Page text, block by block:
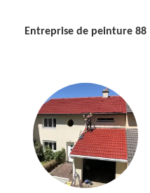
Entreprise de peinture 88